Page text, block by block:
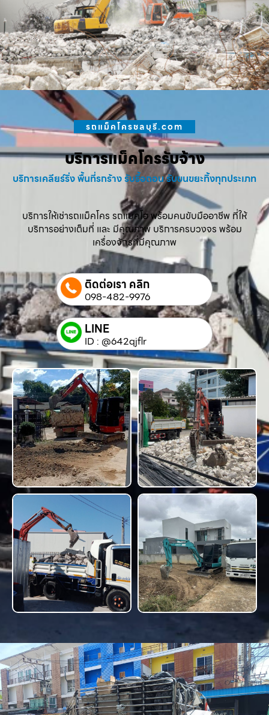
รถแม็คโครชลบุรี.com
บริการแม็คโครรับจ้าง
บริการเคลียร์ริ่ง พื้นที่รกร้าง รับรื้อถอน รับขนขยะทิ้งทุกประเภท
บริการให้เช่ารถแม็คโคร รถแบคโฮ พร้อมคนขับมืออาชีพ ที่ให้
บริการอย่างเต็มที่ และ มีคุณภาพ บริการครบวงจร พร้อม
เครื่องจักรที่มีคุณภาพ
ติดต่อเรา คลิก
098-482-9976
LINE
ID : @642qjflr